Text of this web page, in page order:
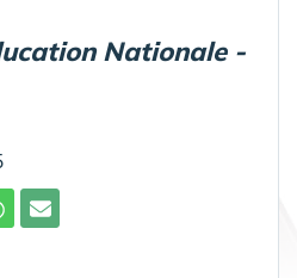
Nationale -